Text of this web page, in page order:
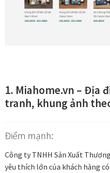
Tranh ánh kim Collection
Viên Dung Collection
Vũ khúc thiên nga Collection
Wheels of Time
1. Miahome.vn – Địa
tranh, khung ảnh
Điểm mạnh:
Công ty TNHH Sản Xuất
yêu thích lớn của khách hàng